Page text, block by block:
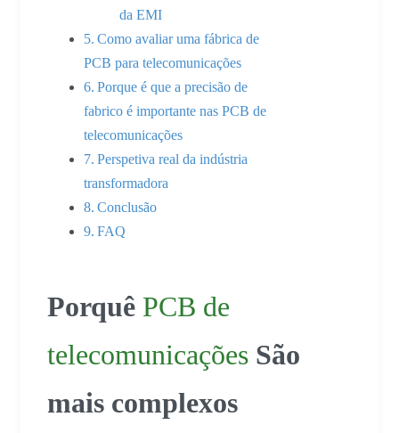
da EMI
Como avaliar uma fábrica de
PCB para telecomunicações
Porque é que a precisão de
fabrico é importante nas PCB de
telecomunicações
Perspetiva real da indústria
transformadora
Conclusão
FAQ
Porquê PCB de
telecomunicações São
mais complexos